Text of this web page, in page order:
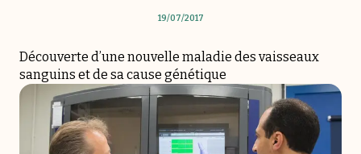
19/07/2017
Découverte d’une nouvelle maladie des vaisseaux
sanguins et de sa cause génétique